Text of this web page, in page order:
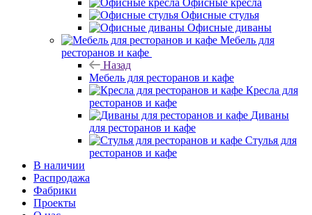
Офисные кресла
Офисные стулья
Офисные диваны
Мебель для
ресторанов и кафе
Назад
Мебель для ресторанов и кафе
Кресла для
ресторанов и кафе
Диваны
для ресторанов и кафе
Стулья для
ресторанов и кафе
В наличии
Распродажа
Фабрики
Проекты